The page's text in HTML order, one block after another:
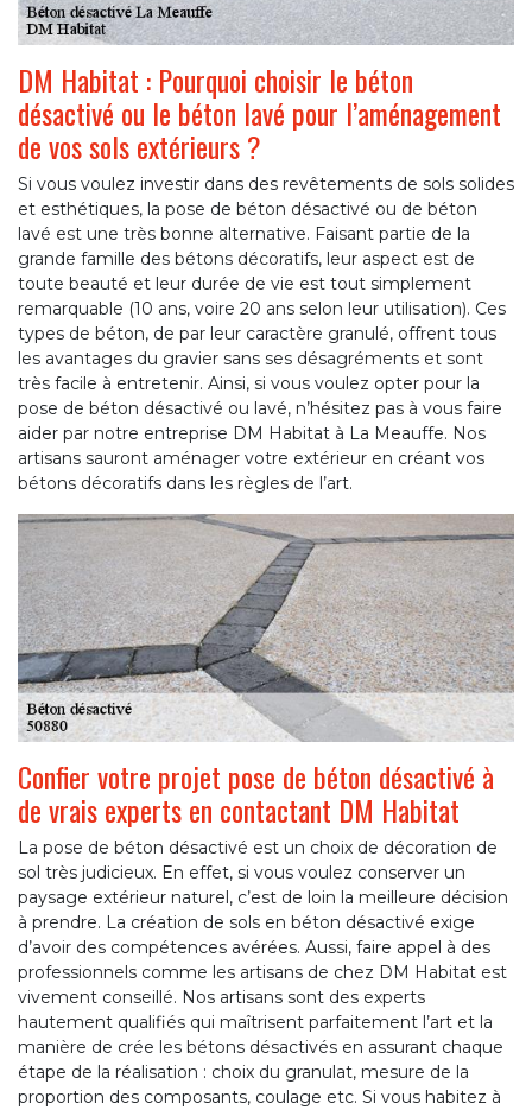
DM Habitat : Pourquoi choisir le béton
désactivé ou le béton lavé pour l’aménagement
de vos sols extérieurs ?
Si vous voulez investir dans des revêtements de sols solides
et esthétiques, la pose de béton désactivé ou de béton
lavé est une très bonne alternative. Faisant partie de la
grande famille des bétons décoratifs, leur aspect est de
toute beauté et leur durée de vie est tout simplement
remarquable (10 ans, voire 20 ans selon leur utilisation). Ces
types de béton, de par leur caractère granulé, offrent tous
les avantages du gravier sans ses désagréments et sont
très facile à entretenir. Ainsi, si vous voulez opter pour la
pose de béton désactivé ou lavé, n’hésitez pas à vous faire
aider par notre entreprise DM Habitat à La Meauffe. Nos
artisans sauront aménager votre extérieur en créant vos
bétons décoratifs dans les règles de l’art.
Confier votre projet pose de béton désactivé à
de vrais experts en contactant DM Habitat
La pose de béton désactivé est un choix de décoration de
sol très judicieux. En effet, si vous voulez conserver un
paysage extérieur naturel, c’est de loin la meilleure décision
à prendre. La création de sols en béton désactivé exige
d’avoir des compétences avérées. Aussi, faire appel à des
professionnels comme les artisans de chez DM Habitat est
vivement conseillé. Nos artisans sont des experts
hautement qualifiés qui maîtrisent parfaitement l’art et la
manière de crée les bétons désactivés en assurant chaque
étape de la réalisation : choix du granulat, mesure de la
proportion des composants, coulage etc. Si vous habitez à